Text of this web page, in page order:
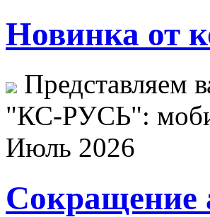
Новинка от
Представляем
"КС-РУСЬ":
Июль 2026
Сокращение